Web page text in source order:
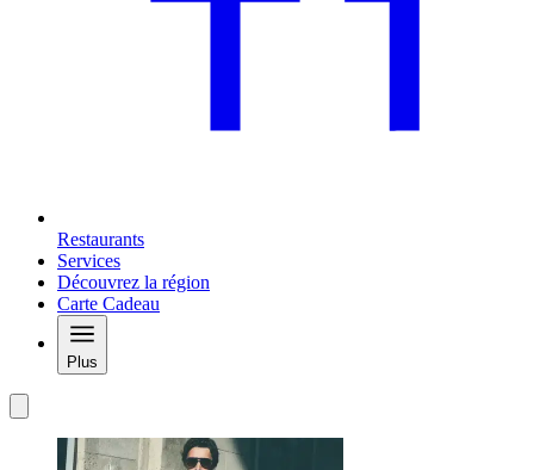
Restaurants
Services
Découvrez la région
Carte Cadeau
Plus